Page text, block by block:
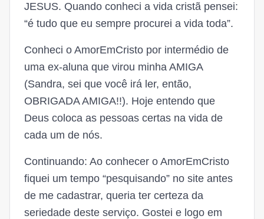
JESUS. Quando conheci a vida cristã pensei:
“é tudo que eu sempre procurei a vida toda”.
Conheci o AmorEmCristo por intermédio de
uma ex-aluna que virou minha AMIGA
(Sandra, sei que você irá ler, então,
OBRIGADA AMIGA!!). Hoje entendo que
Deus coloca as pessoas certas na vida de
cada um de nós.
Continuando: Ao conhecer o AmorEmCristo
fiquei um tempo “pesquisando” no site antes
de me cadastrar, queria ter certeza da
seriedade deste serviço. Gostei e logo em